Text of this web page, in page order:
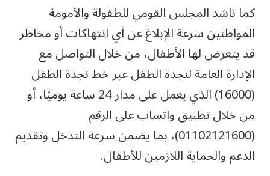
كما ناشد المجلس القومي للطفولة والأمومة
المواطنين سرعة الإبلاغ عن أي انتهاكات أو مخاطر
قد يتعرض لها الأطفال، من خلال التواصل مع
الإدارة العامة لنجدة الطفل عبر خط نجدة الطفل
(16000) الذي يعمل على مدار 24 ساعة يوميًا، أو
من خلال تطبيق واتساب على الرقم
(01102121600)، بما يضمن سرعة التدخل وتقديم
الدعم والحماية اللازمين للأطفال.